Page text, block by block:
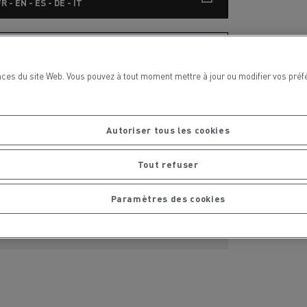
- EN - ES - DE - IT
Téléphone : +33 6 65 86 45 52
site Web. Vous pouvez à tout moment mettre à jour ou modifier vos
Autoriser tous les cookies
Tout refuser
Paramètres des cookies